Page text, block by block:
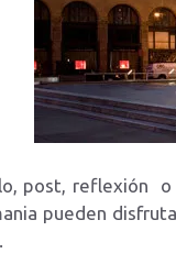
post, reflexión o
pueden